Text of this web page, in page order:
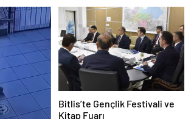
Bitlis’te Gençlik Festivali ve
Kitap Fuarı